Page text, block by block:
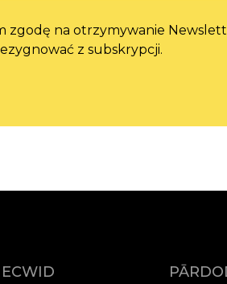
zgodę na otrzymywanie
z subskrypcji.
ECWID